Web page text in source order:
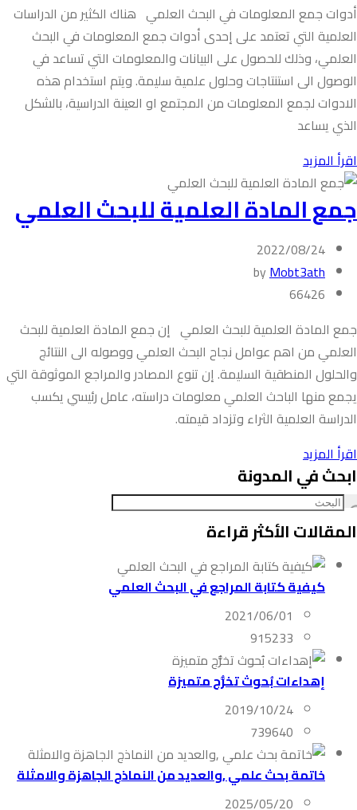
أدوات جمع المعلومات في البحث العلمي هناك الكثير من الدراسات
العلمية التي تعتمد على إحدى أدوات جمع المعلومات في البحث
العلمي، وذلك للحصول على البيانات والمعلومات التي تساعد في
الوصول الى استنتاجات وحلول علمية سليمة. ويتم استخدام هذه
الادوات لجمع المعلومات من المجتمع او العينة الدراسية، بالشكل
الذي يساعد
اقرأ المزيد
جمع المادة العلمية للبحث العلمي‎‎
2022/08/24
byMobt3ath
66426
جمع المادة العلمية للبحث العلمي إن جمع المادة العلمية للبحث
العلمي من اهم عوامل نجاح البحث العلمي ووصوله الى النتائج
والحلول المنطقية السليمة. إن تنوع المصادر والمراجع الموثوقة التي
يجمع منها الباحث العلمي معلومات دراسته، عامل رئيسي يكسب
الدراسة العلمية الثراء وتزداد قيمته.
اقرأ المزيد
ابحث في المدونة
المقالات الأكثر قراءة
كيفية كتابة المراجع في البحث العلمي
2021/06/01
915233
إهداءات بُحوث تخرُّج متميزة
2019/10/24
739640
خاتمة بحث علمي ,والعديد من النماذج الجاهزة والامثلة
2025/05/20